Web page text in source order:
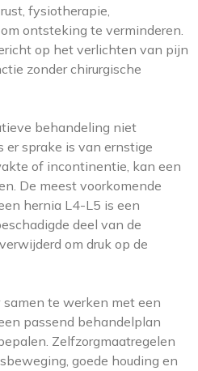
fysiotherapie,
ontsteking te verminderen.
op het verlichten van pijn
zonder chirurgische
behandeling niet
sprake is van ernstige
of incontinentie, kan een
De meest voorkomende
hernia L4-L5 is een
deel van de
om druk op de
te werken met een
passend behandelplan
Zelfzorgmaatregelen
goede houding en